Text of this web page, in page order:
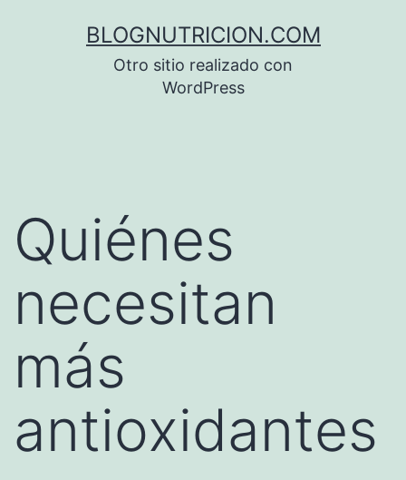
BLOGNUTRICION.COM
Otro sitio realizado con
WordPress
Quiénes
necesitan
más
antioxidantes